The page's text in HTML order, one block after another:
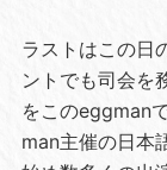
ラストはこの日
ントでも司会を
をこのeggman
man主催の日本